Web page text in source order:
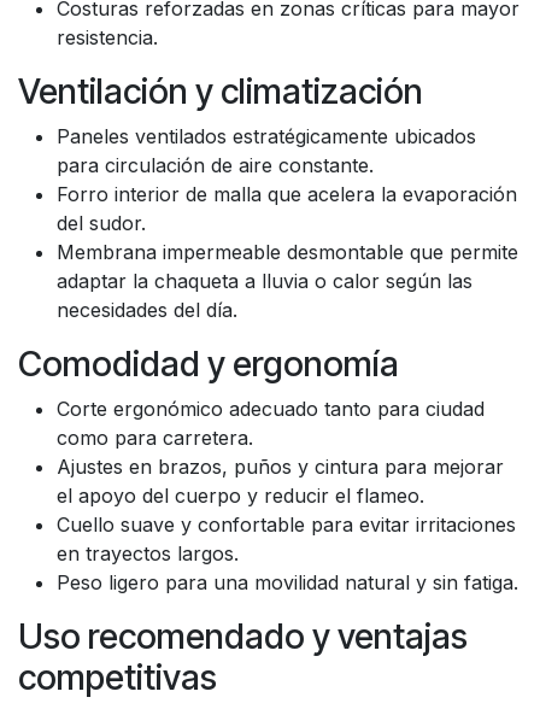
Costuras reforzadas en zonas críticas para mayor
resistencia.
Ventilación y climatización
Paneles ventilados estratégicamente ubicados
para circulación de aire constante.
Forro interior de malla que acelera la evaporación
del sudor.
Membrana impermeable desmontable que permite
adaptar la chaqueta a lluvia o calor según las
necesidades del día.
Comodidad y ergonomía
Corte ergonómico adecuado tanto para ciudad
como para carretera.
Ajustes en brazos, puños y cintura para mejorar
el apoyo del cuerpo y reducir el flameo.
Cuello suave y confortable para evitar irritaciones
en trayectos largos.
Peso ligero para una movilidad natural y sin fatiga.
Uso recomendado y ventajas
competitivas